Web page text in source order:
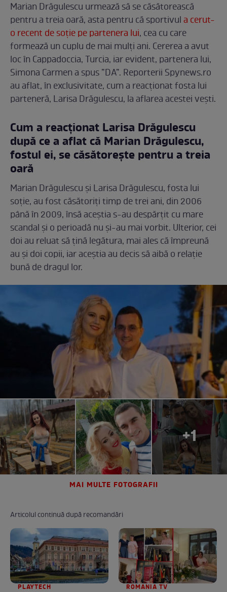
Marian Drăgulescu urmează să se căsătorească
pentru a treia oară, asta pentru că sportivula cerut-
o recent de soție pe partenera lui, cea cu care
formează un cuplu de mai mulți ani. Cererea a avut
loc în Cappadoccia, Turcia, iar evident, partenera lui,
Simona Carmen a spus ”DA”. Reporterii Spynews.ro
au aflat, în exclusivitate, cum a reacționat fosta lui
parteneră, Larisa Drăgulescu, la aflarea acestei vești.
Cum a reacționat Larisa Drăgulescu
după ce a aflat că Marian Drăgulescu,
fostul ei, se căsătorește pentru a treia
oară
Marian Drăgulescu și Larisa Drăgulescu, fosta lui
soție, au fost căsătoriți timp de trei ani, din 2006
până în 2009, însă aceștia s-au despărțit cu mare
scandal și o perioadă nu și-au mai vorbit. Ulterior, cei
doi au reluat să țină legătura, mai ales că împreună
au și doi copii, iar aceștia au decis să aibă o relație
bună de dragul lor.
+1
MAI MULTE FOTOGRAFII
Articolul continuă după recomandări
PLAYTECH ROMANIA TV